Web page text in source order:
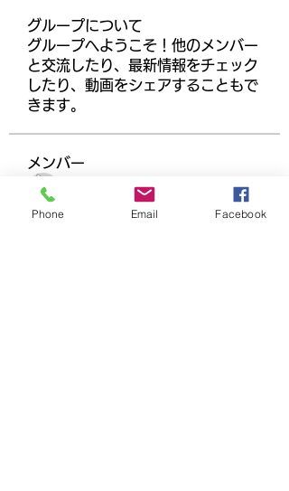
グループについて
グループへようこそ！他のメンバー
と交流したり、最新情報をチェック
したり、動画をシェアすることもで
きます。
メンバー
フォロー
Dương Dương フォロー
Phone Email Facebook